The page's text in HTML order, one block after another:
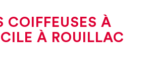
COIFFEUSES À
À ROUILLAC